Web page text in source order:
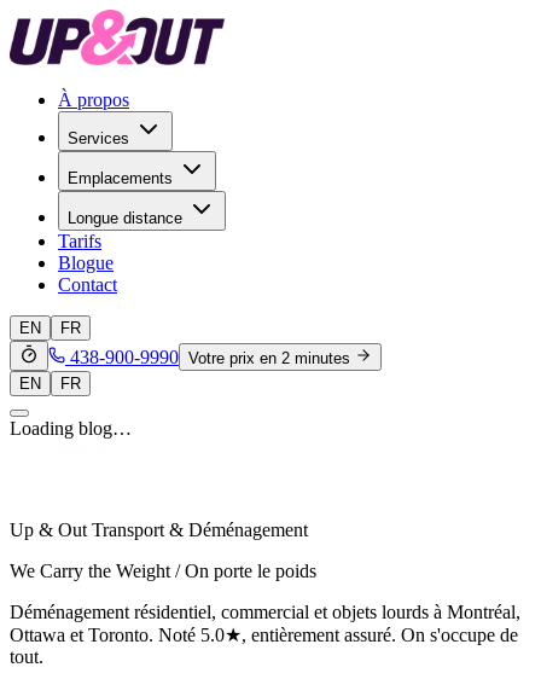
À propos
Services
Emplacements
Longue distance
Tarifs
Blogue
Contact
EN FR
438-900-9990 Votre prix en 2 minutes
EN
FR
Loading blog…
Up & Out Transport & Déménagement
We Carry the Weight / On porte le poids
Déménagement résidentiel, commercial et objets lourds à Montréal,
Ottawa et Toronto. Noté 5.0★, entièrement assuré. On s'occupe de
tout.